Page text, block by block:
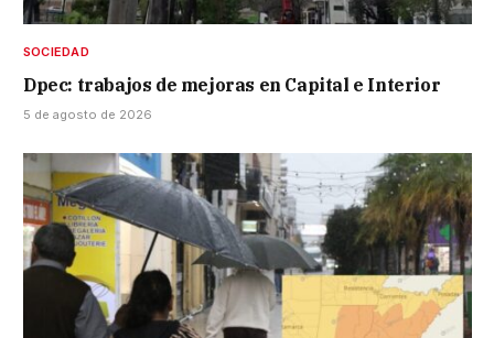
SOCIEDAD
Dpec: trabajos de mejoras en Capital e Interior
5 de agosto de 2026